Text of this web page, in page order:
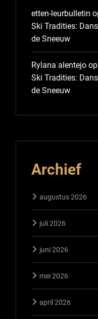
etten-leurbulletin
Ski Tradities:
de Sneeuw
Rylana alentejo op
Ski Tradities:
de Sneeuw
Archief
augustus 2026
juli 2026
juni 2026
mei 2026
april 2026